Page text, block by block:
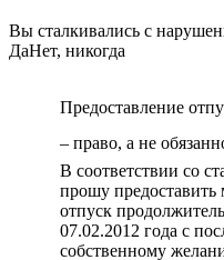
Вы сталкивались с
ДаНет, никогда
Предоставление
– право, а не
В соответствии со
прошу
отпуск
07.02.2012 года с
собственному